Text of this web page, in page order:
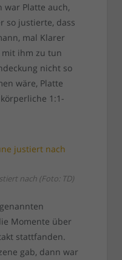
war Platte auch,
so justierte, dass
mal Klarer
mit ihm zu tun
nicht so
wäre, Platte
1:1-
nach (Foto: TD)
Momente über
stattfanden.
gab, dann war